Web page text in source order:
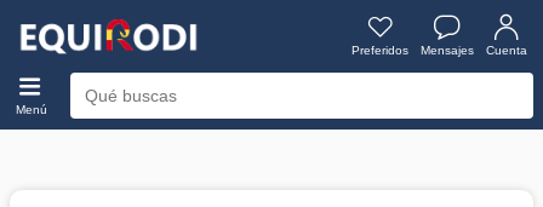
Preferidos Mensajes Cuenta
Menú